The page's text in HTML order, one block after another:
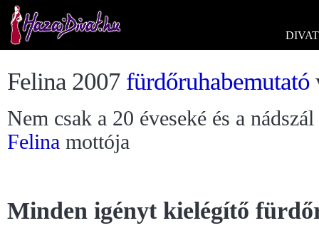
DIVAT
Felina 2007 fürdőruhabemutató
Nem csak a 20 éveseké és a
Felina mottója
Minden igényt kielégítő